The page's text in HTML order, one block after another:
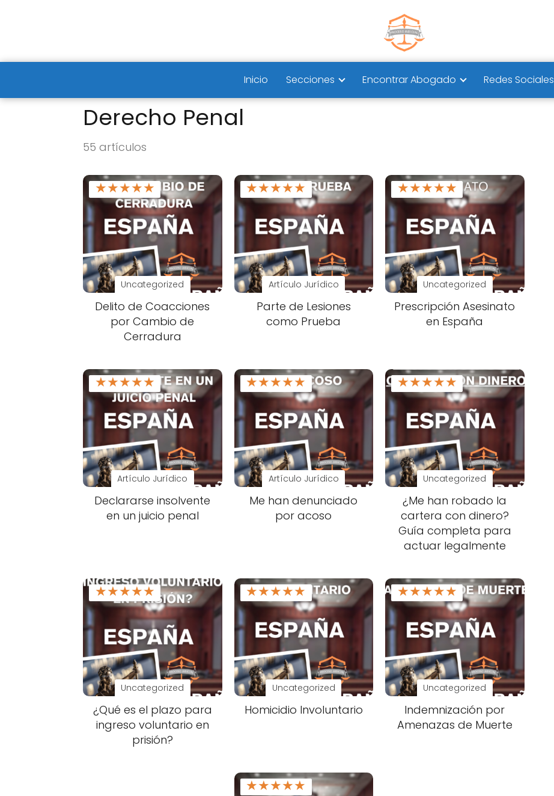
Inicio Secciones Encontrar Abogado Redes Sociales
Derecho Penal
55 artículos
★★★★★
Uncategorized
Delito de Coacciones
por Cambio de
Cerradura
★★★★★
Artículo Jurídico
Parte de Lesiones
como Prueba
★★★★★
Uncategorized
Prescripción Asesinato
en España
★★★★★
Artículo Jurídico
Declararse insolvente
en un juicio penal
★★★★★
Artículo Jurídico
Me han denunciado
por acoso
★★★★★
Uncategorized
¿Me han robado la
cartera con dinero?
Guía completa para
actuar legalmente
★★★★★
Uncategorized
¿Qué es el plazo para
ingreso voluntario en
prisión?
★★★★★
Uncategorized
Homicidio Involuntario
★★★★★
Uncategorized
Indemnización por
Amenazas de Muerte
★★★★★